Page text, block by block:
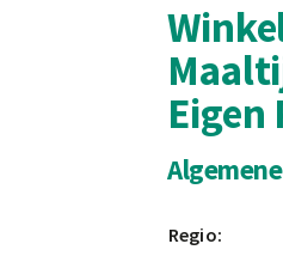
Eigen
Regio: